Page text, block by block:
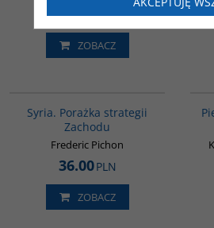
50.00PLN
ZOBACZ
Syria. Porażka strategii
Zachodu
Frederic Pichon
36.00PLN
ZOBACZ